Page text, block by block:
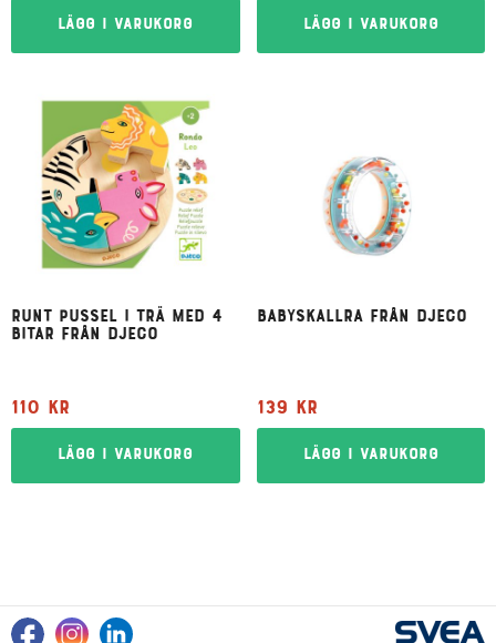
Lägg i varukorg Lägg i varukorg
Runt pussel i trä med 4
bitar från Djeco
110 kr
Lägg i varukorg
Babyskallra från Djeco
139 kr
Lägg i varukorg